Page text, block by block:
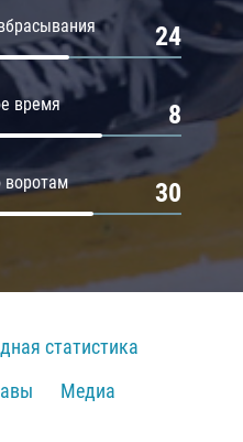
24
время 8
воротам 30
статистика
Медиа